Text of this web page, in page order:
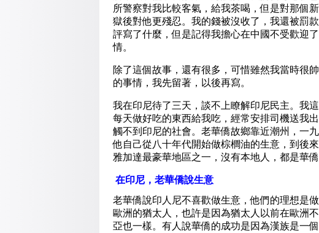
所警察對我比較客氣，給我茶喝，但是對那個
獄後對他更殘忍。我的錢被沒收了，我還被罰
評寫了什麼，但是記得我擔心在中國不受歡迎
情。
除了這個故事，還有很多，可惜雖然我當時很
的事情，我先留著，以後再寫。
我在印尼待了三天，談不上瞭解印尼民主。我
每天做好吃的東西給我吃，經常安排司機送我
觸不到印尼的社會。老華僑故鄉靠近潮州，一
他自己從八十年代開始做棕櫚油的生意，到後
雅加達最豪華地區之一，沒有本地人，都是華僑
在印尼，老華僑說生意
老華僑說印人尼不喜歡做生意，他們的理想是
歐洲的猶太人，也許是因為猶太人以前在歐洲
亞也一樣。有人說華僑的成功是因為漢族是一